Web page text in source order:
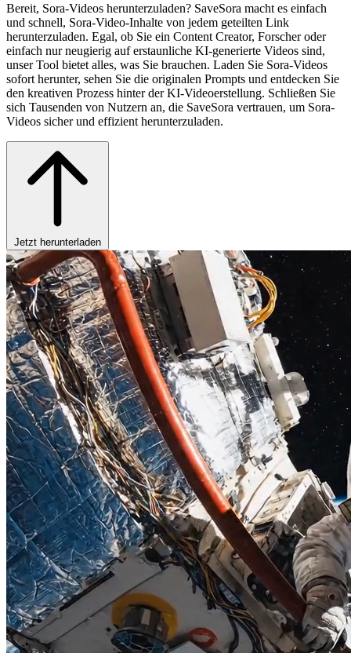
Bereit, Sora-Videos herunterzuladen? SaveSora macht es einfach
und schnell, Sora-Video-Inhalte von jedem geteilten Link
herunterzuladen. Egal, ob Sie ein Content Creator, Forscher oder
einfach nur neugierig auf erstaunliche KI-generierte Videos sind,
unser Tool bietet alles, was Sie brauchen. Laden Sie Sora-Videos
sofort herunter, sehen Sie die originalen Prompts und entdecken Sie
den kreativen Prozess hinter der KI-Videoerstellung. Schließen Sie
sich Tausenden von Nutzern an, die SaveSora vertrauen, um Sora-
Videos sicher und effizient herunterzuladen.
Jetzt herunterladen